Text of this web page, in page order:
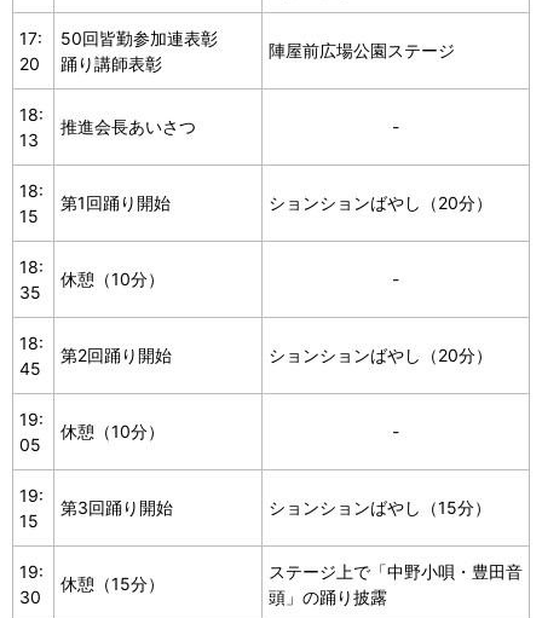
17:
20
50回皆勤参加連表彰
踊り講師表彰
陣屋前広場公園ステージ
18:
13
推進会長あいさつ -
18:
15
第1回踊り開始 ションションばやし（20分）
18:
35
休憩（10分） -
18:
45
第2回踊り開始 ションションばやし（20分）
19:
05
休憩（10分） -
19:
15
第3回踊り開始 ションションばやし（15分）
19:
30
休憩（15分）
ステージ上で「中野小唄・豊田音
頭」の踊り披露